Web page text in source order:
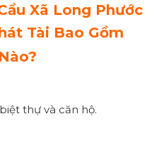
Xã Long Phước
Tài Bao Gồm
thự và căn hộ.